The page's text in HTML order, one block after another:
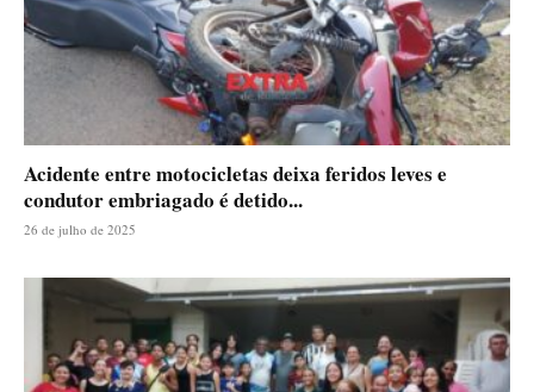
Acidente entre motocicletas deixa feridos leves e
condutor embriagado é detido...
26 de julho de 2025